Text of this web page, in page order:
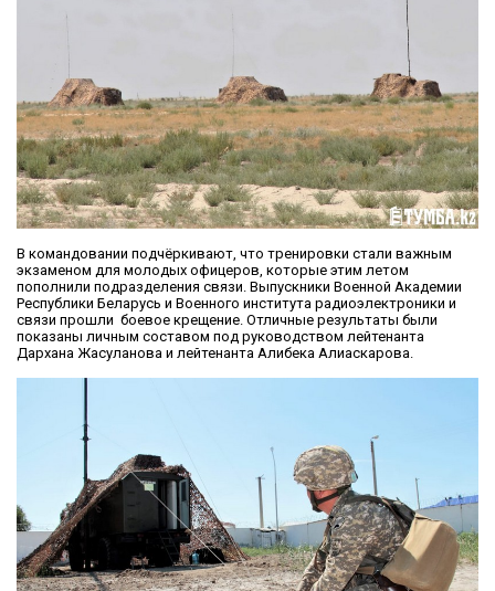
В командовании подчёркивают, что тренировки стали важным
экзаменом для молодых офицеров, которые этим летом
пополнили подразделения связи. Выпускники Военной Академии
Республики Беларусь и Военного института радиоэлектроники и
связи прошли боевое крещение. Отличные результаты были
показаны личным составом под руководством лейтенанта
Дархана Жасуланова и лейтенанта Алибека Алиаскарова.